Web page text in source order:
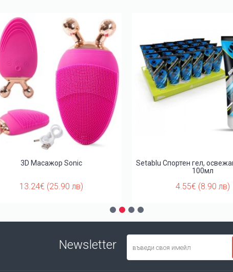
3D Масажор Sonic
13.24€ (25.90 лв)
Setablu Спортен гел,
100мл
4.55€ (8.90 лв)
Newsletter